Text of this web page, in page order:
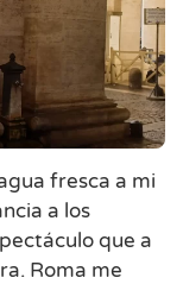
fresca a mi
a los
que a
Roma me